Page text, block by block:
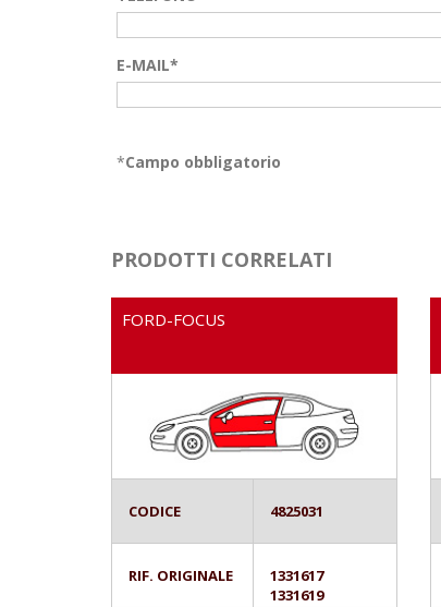
E-MAIL*
*Campo obbligatorio
PRODOTTI CORRELATI
FORD-FOCUS
CODICE 4825031
RIF. ORIGINALE
1331617
1331619